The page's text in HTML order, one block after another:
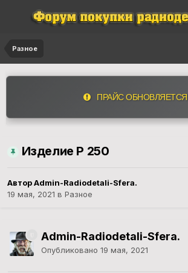
Разное
ПРАЙС ОБНОВЛЯЕТСЯ
Изделие Р 250
АвторAdmin-Radiodetali-Sfera.
19 мая, 2021 в Разное
Admin-Radiodetali-Sfera.
Опубликовано 19 мая, 2021